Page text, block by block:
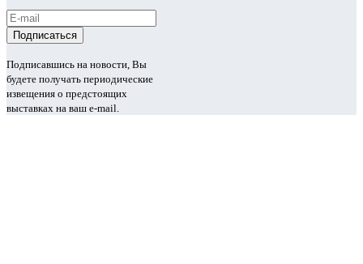
Подписавшись на новости, Вы
будете получать периодические
извещения о предстоящих
выставках на ваш e-mail.